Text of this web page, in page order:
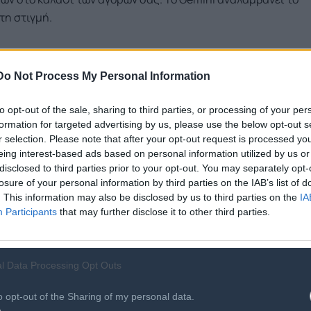
Not Process My Personal Information
opt-out of the sale, sharing to third parties, or processing of your
for targeted advertising by us, please use the below opt-out
selection. Please note that after your opt-out request is processed
interest-based ads based on personal information utilized by us
to third parties prior to your opt-out. You may separately
of your personal information by third parties on the IAB’s list of
This information may also be disclosed by us to third parties on the
Participants that may further disclose it to other third parties.
Data Processing Opt Outs
opt-out of the Sharing of my personal data.
στιγμή.
όταν προσθέτετε το πλαίσιο της οθόνης ή το
εναλλαγή μεταξύ εφαρμογών και αντιγραφή
δεδομένα σε άμεσες ενέργειες. Φανταστείτε, για
στην εφαρμογή των σημειώσεων σας. Απλώς πατήστε
λίστα και ζητήστε από το Gemini να δημιουργήσει ένα
λόμπι ενός ξενοδοχείου που σας ενδιαφέρει, μπορείτε
εκδρομή σαν αυτή στο Expedia για έξι άτομα". Μπορείτε
μέσω ειδοποιήσεων καθώς το Gemini λειτουργεί στο
τον έλεγχο, ενώ το Gemini ενεργεί μόνο κατόπιν
η εργασία. Το μόνο που εκκρεμεί από μέρους